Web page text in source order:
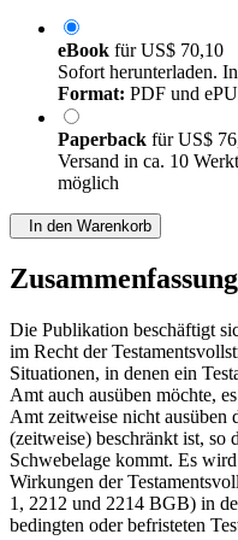
eBook fürUS$ 70,10
Sofort herunterladen.
Format: PDF und
Paperback fürUS$
Versand in ca. 10
möglich
In den Warenkorb
Zusammenfassung
Die Publikation beschäftigt
im Recht der
Situationen, in denen ein
Amt auch ausüben möchte,
Amt zeitweise nicht ausüben
(zeitweise) beschränkt ist, so
Schwebelage kommt. Es
Wirkungen der
1, 2212 und 2214 BGB) in
bedingten oder befristeten